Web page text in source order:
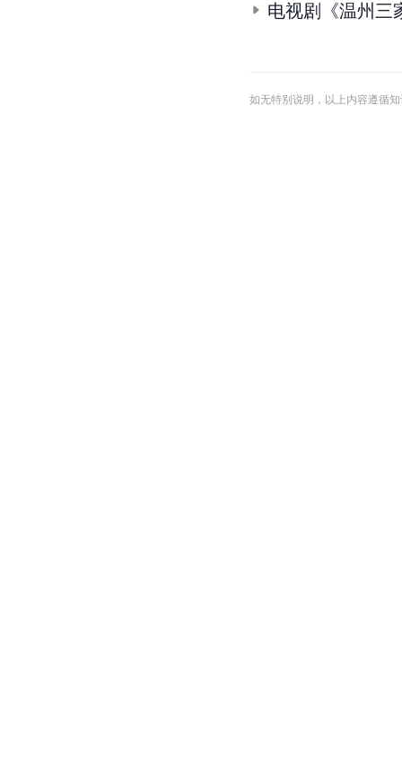
电视剧《温州三
如无特别说明，以上内容遵循